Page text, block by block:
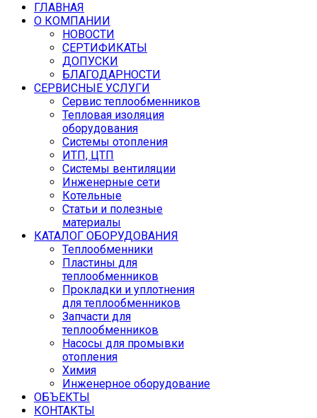
ГЛАВНАЯ
О КОМПАНИИ
НОВОСТИ
СЕРТИФИКАТЫ
ДОПУСКИ
БЛАГОДАРНОСТИ
СЕРВИСНЫЕ УСЛУГИ
Сервис теплообменников
Тепловая изоляция
оборудования
Системы отопления
ИТП, ЦТП
Системы вентиляции
Инженерные сети
Котельные
Статьи и полезные
материалы
КАТАЛОГ ОБОРУДОВАНИЯ
Теплообменники
Пластины для
теплообменников
Прокладки и уплотнения
для теплообменников
Запчасти для
теплообменников
Насосы для промывки
отопления
Химия
Инженерное оборудование
ОБЪЕКТЫ
КОНТАКТЫ